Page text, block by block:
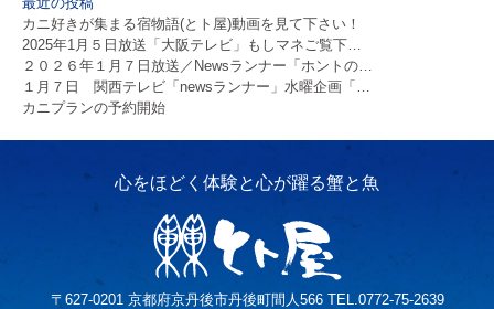
カニ好きが集まる宿物語(とト屋)動画を見て下さい！
2025年1月５日放送「大阪テレビ」もしマネご覧下…
２０２６年１月７日放送／Newsランナー「ホントの…
１月７日 関西テレビ「newsランナー」水曜企画「…
カニプランの予約開始
〒627-0201 京都府京丹後市丹後町間人566 TEL.0772-75-2639